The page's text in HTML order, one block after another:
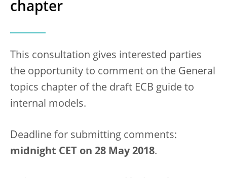
chapter
This consultation gives interested parties
the opportunity to comment on the General
topics chapter of the draft ECB guide to
internal models.
Deadline for submitting comments:
midnight CET on 28 May 2018.